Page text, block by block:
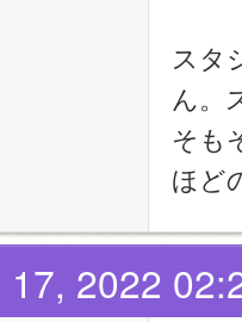
スタ
ん。
そも
ほど
17, 2022